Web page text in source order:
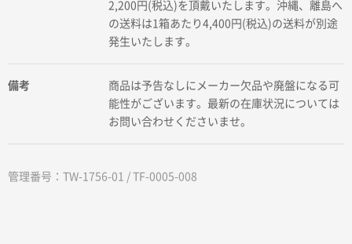
2,200円(税込)を頂戴いたします。沖縄、離島へ
の送料は1箱あたり4,400円(税込)の送料が別途
発生いたします。
備考
商品は予告なしにメーカー欠品や廃盤になる可
能性がございます。最新の在庫状況については
お問い合わせくださいませ。
管理番号：TW-1756-01 / TF-0005-008